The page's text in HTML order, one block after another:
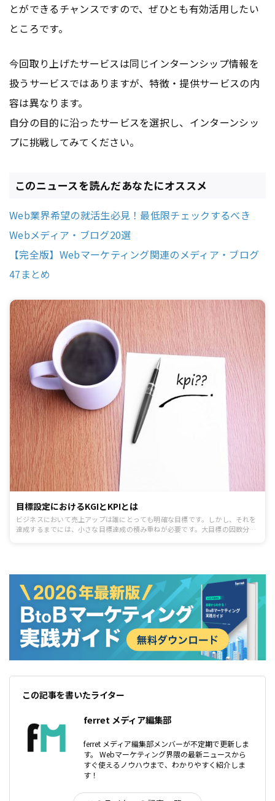
とができるチャンスですので、ぜひとも有効活用したい
ところです。
今回取り上げたサービスは同じインターンシップ情報を
扱うサービスではありますが、特徴・提供サービスの内
容は異なります。
自分の目的に沿ったサービスを選択し、インターンシッ
プに挑戦してみてください。
このニュースを読んだあなたにオススメ
Web業界希望の就活生必見！最低限チェックするべき
Webメディア・ブログ20選
【完全版】Webマーケティング関連のメディア・ブログ
47まとめ
目標設定におけるKGIとKPIとは
ビジネスにおいて売上アップは誰にとっても明確な目標です。しかし、それを
達成するまでには、小さな目標達成の積み重ねが必要です。大目標の因数分解
この記事を書いたライター
ferret メディア編集部
ferret メディア編集部メンバーが不定期で更新しま
す。 Webマーケティング界隈の最新ニュースから
すぐ使えるノウハウまで、わかりやすく紹介しま
す！